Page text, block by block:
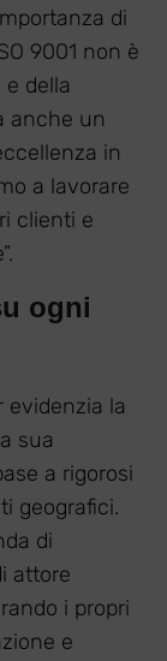
di
9001 non è
della
anche un
in
a lavorare
clienti e
ogni
evidenzia la
sua
a rigorosi
geografici.
di
attore
i propri
e